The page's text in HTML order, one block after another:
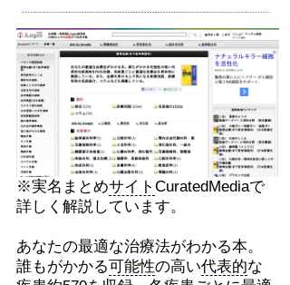
※実名まとめサイト CuratedMediaで
詳しく解説しています。
あなたの最適な治療法がわかる本。
誰もがかかる可能性の高い代表的な